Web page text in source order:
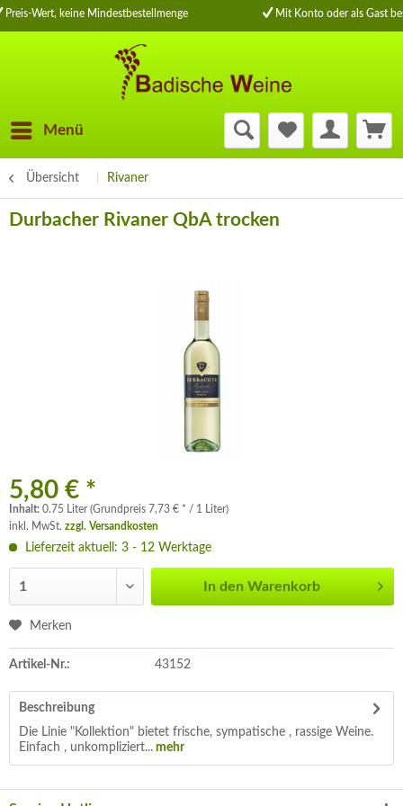
Preis-Wert, keine Mindestbestellmenge Mit Konto oder als Gast
Menü
Übersicht Rivaner
Durbacher Rivaner QbA trocken
5,80 € *
Inhalt: 0.75 Liter (Grundpreis 7,73 € * / 1 Liter)
inkl. MwSt. zzgl. Versandkosten
Lieferzeit aktuell: 3 - 12 Werktage
In den Warenkorb
Merken
Artikel-Nr.: 43152
Beschreibung
Die Linie "Kollektion" bietet frische, sympatische , rassige Weine.
Einfach , unkompliziert... mehr